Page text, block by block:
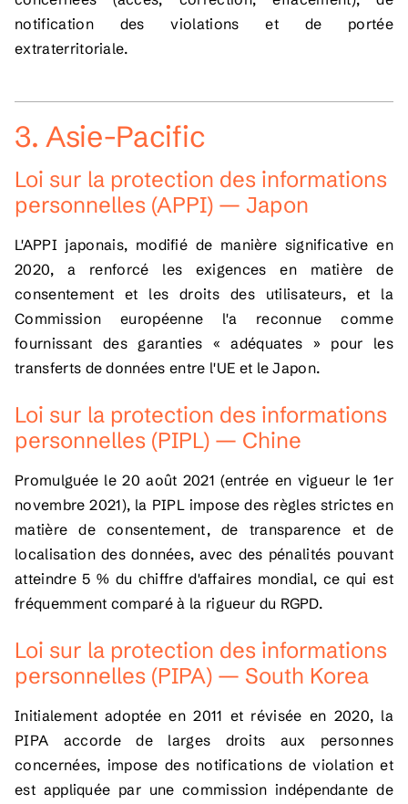
notification des violations et de portée
extraterritoriale.
3. Asie-Pacific
Loi sur la protection des informations
personnelles (APPI) — Japon
L'APPI japonais, modifié de manière significative en
2020, a renforcé les exigences en matière de
consentement et les droits des utilisateurs, et la
Commission européenne l'a reconnue comme
fournissant des garanties « adéquates » pour les
transferts de données entre l'UE et le Japon.
Loi sur la protection des informations
personnelles (PIPL) — Chine
Promulguée le 20 août 2021 (entrée en vigueur le 1er
novembre 2021), la PIPL impose des règles strictes en
matière de consentement, de transparence et de
localisation des données, avec des pénalités pouvant
atteindre 5 % du chiffre d'affaires mondial, ce qui est
fréquemment comparé à la rigueur du RGPD.
Loi sur la protection des informations
personnelles (PIPA) — South Korea
Initialement adoptée en 2011 et révisée en 2020, la
PIPA accorde de larges droits aux personnes
concernées, impose des notifications de violation et
est appliquée par une commission indépendante de